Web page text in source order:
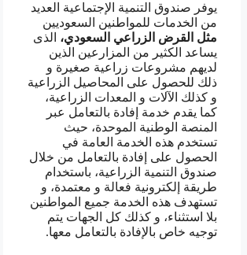
يوفر صندوق التنمية الإجتماعية العديد
من الخدمات للمواطنين السعوديين
مثل القرض الزراعي السعودي، الذى
يساعد الكثير من المزارعين الذين
لديهم مشروعات زراعية صغيرة و
ذلك للحصول على المحاصيل الزراعية
و كذلك الآلات و المعدات الزراعية،
كما يقدم خدمة إفادة بالتعامل عبر
المنصة الوطنية الموحدة، حيث
تستخدم هذه الخدمة العامة في
الحصول على إفادة بالتعامل من خلال
صندوق التنمية الزراعية، باستخدام
طريقة إلكترونية فعالة و معتمدة، و
تستهدف هذه الخدمة جميع المواطنين
بلا استثناء، و كذلك كل الجهات يتم
توجيه خاص بالإفادة بالتعامل معها.